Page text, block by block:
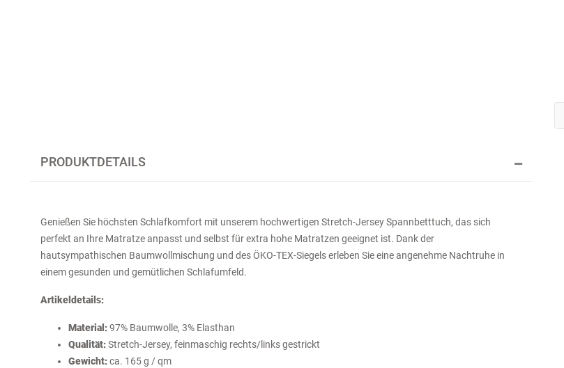
PRODUKTDETAILS
Genießen Sie höchsten Schlafkomfort mit unserem hochwertigen Stretch-Jersey Spannbetttuch, das sich
perfekt an Ihre Matratze anpasst und selbst für extra hohe Matratzen geeignet ist. Dank der
hautsympathischen Baumwollmischung und des ÖKO-TEX-Siegels erleben Sie eine angenehme Nachtruhe in
einem gesunden und gemütlichen Schlafumfeld.
Artikeldetails:
Material:97% Baumwolle, 3% Elasthan
Qualität:Stretch-Jersey, feinmaschig rechts/links gestrickt
Gewicht:ca. 165 g / qm